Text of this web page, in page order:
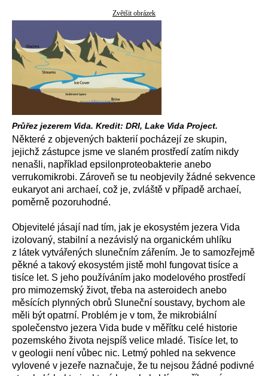
Zvětšit obrázek
Průřez jezerem Vida. Kredit: DRI, Lake Vida Project.
Některé z objevených bakterií pocházejí ze skupin,
jejichž zástupce jsme ve slaném prostředí zatím nikdy
nenašli, například epsilonproteobakterie anebo
verrukomikrobi. Zároveň se tu neobjevily žádné sekvence
eukaryot ani archaeí, což je, zvláště v případě archaeí,
poměrně pozoruhodné.
Objevitelé jásají nad tím, jak je ekosystém jezera Vida
izolovaný, stabilní a nezávislý na organickém uhlíku
z látek vytvářených slunečním zářením. Je to samozřejmě
pěkné a takový ekosystém jistě mohl fungovat tisíce a
tisíce let. S jeho používáním jako modelového prostředí
pro mimozemský život, třeba na asteroidech anebo
měsících plynných obrů Sluneční soustavy, bychom ale
měli být opatrní. Problém je v tom, že mikrobiální
společenstvo jezera Vida bude v měřítku celé historie
pozemského života nejspíš velice mladé. Tisíce let, to
v geologii není vůbec nic. Letmý pohled na sekvence
vylovené v jezeře naznačuje, že tu nejsou žádné podivné